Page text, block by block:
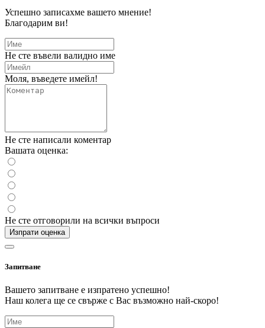
Успешно записахме вашето мнение!
Благодарим ви!
Не сте въвели валидно име
Моля, въведете имейл!
Не сте написали коментар
Вашата оценка:
Не сте отговорили на всички въпроси
Изпрати оценка
Запитване
Вашето запитване е изпратено успешно!
Наш колега ще се свърже с Вас възможно най-скоро!